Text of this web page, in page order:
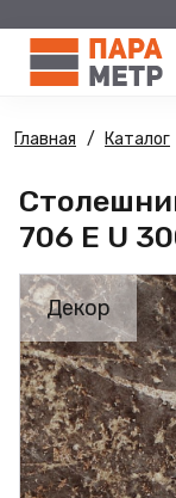
Главная Каталог
706 E U
Декор